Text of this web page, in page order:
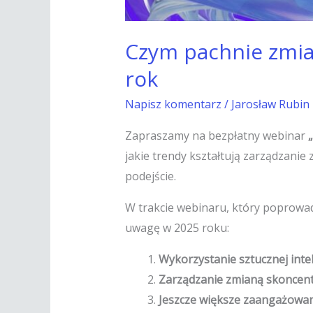
Czym pachnie
rok
Napisz komentarz / Jarosław Rubin
Zapraszamy na bezpłatny webinar
jakie trendy kształtują
podejście.
W trakcie webinaru, który
uwagę w 2025 roku:
Wykorzystanie sztucznej
Zarządzanie zmianą
Jeszcze większe